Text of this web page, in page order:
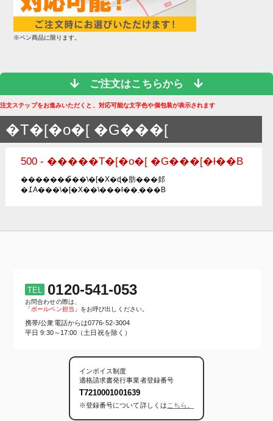
※ペン商品に限ります。
ご注文はこちらから
注文ステップをお進みいただくと、対応可能な文字色や個包装が表示されます
�T�[�o�[ �G���[
500 - �����T�[�o�[ �G���[�ł��B
�������̃��\�[�X�ɖ�肪���邽
�߁A���\�[�X��\���ł��܂���B
TEL 0120-541-053
お問合わせの際は、
「ボールペン担当 」をお呼び出しください。
携帯/公衆電話からは0776-52-3004
平日 9:30～17:00（土日祝を除く）
インボイス制度
適格請求書発行事業者登録番号
T7210001001639
※登録番号について詳しくは こちら。